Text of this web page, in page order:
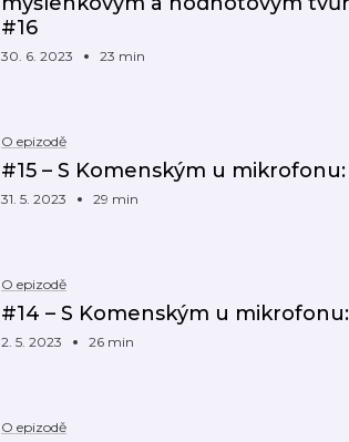
#16
30. 6. 2023 23 min
O epizodě
#15 – S Komenským u
31. 5. 2023 29 min
O epizodě
#14 – S Komenským u
2. 5. 2023 26 min
O epizodě